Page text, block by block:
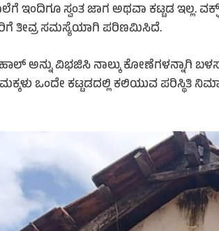
ಇಂದಿಗೂ ಸ್ವಂತ ಜಾಗ ಅಥವಾ ಕಟ್ಟಡ ಇಲ್ಲ.
ತೀವ್ರ ಸಮಸ್ಯೆಯಾಗಿ ಪರಿಣಮಿಸಿದೆ.
ವಿಭಜಿಸಿ ನಾಲ್ಕು ಕೋಣೆಗಳನ್ನಾಗಿ
ಒಂದೇ ಕಟ್ಟಡದಲ್ಲಿ ಕಲಿಯುವ ಪರಿಸ್ಥಿತಿ